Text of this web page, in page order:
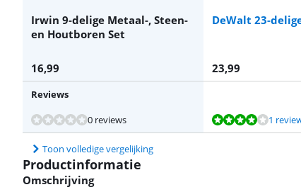
Irwin 9-delige Metaal-, Steen-
en Houtboren Set
DeWalt 23-
16,99 23,99
Reviews
0 reviews
Beoordeling is 8,0 van de 10, gebaseerd op 1 review. 1
Beoordeling is 8,4 van de 10, gebaseerd op 11 reviews.
Beoordeling is 9,4 van de 10, gebaseerd op 27 reviews.
Beoordeling is 10 van de 10, gebaseerd op 1 review.
Toon volledige vergelijking
Productinformatie
Omschrijving